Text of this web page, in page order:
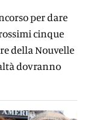
per dare
cinque
della Nouvelle
dovranno